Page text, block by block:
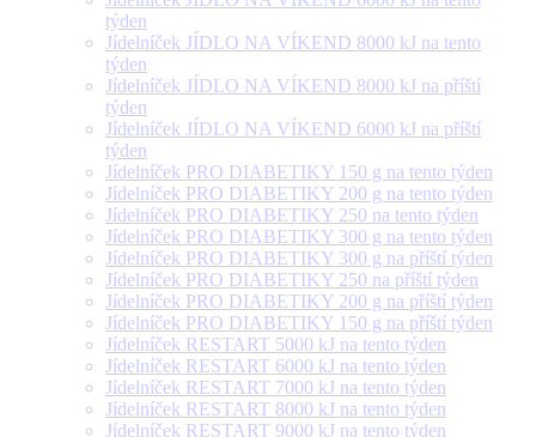
týden
Jídelníček JÍDLO NA VÍKEND 8000 kJ na tento
týden
Jídelníček JÍDLO NA VÍKEND 8000 kJ na příští
týden
Jídelníček JÍDLO NA VÍKEND 6000 kJ na příští
týden
Jídelníček PRO DIABETIKY 150 g na tento týden
Jídelníček PRO DIABETIKY 200 g na tento týden
Jídelníček PRO DIABETIKY 250 na tento týden
Jídelníček PRO DIABETIKY 300 g na tento týden
Jídelníček PRO DIABETIKY 300 g na příští týden
Jídelníček PRO DIABETIKY 250 na příští týden
Jídelníček PRO DIABETIKY 200 g na příští týden
Jídelníček PRO DIABETIKY 150 g na příští týden
Jídelníček RESTART 5000 kJ na tento týden
Jídelníček RESTART 6000 kJ na tento týden
Jídelníček RESTART 7000 kJ na tento týden
Jídelníček RESTART 8000 kJ na tento týden
Jídelníček RESTART 9000 kJ na tento týden